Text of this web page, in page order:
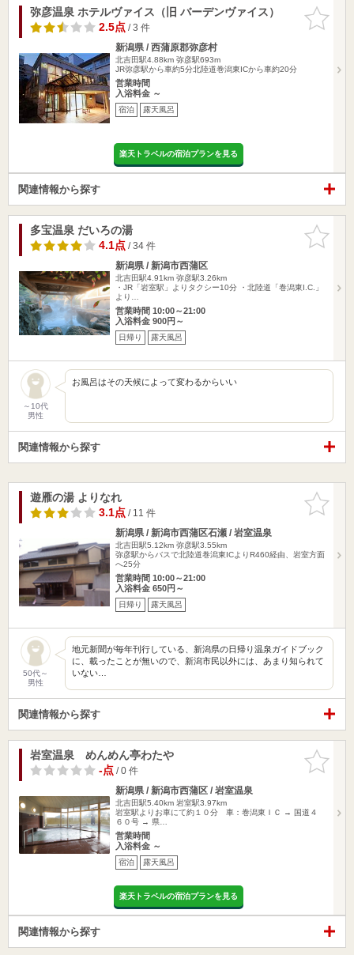
お気に入
りに追加
弥彦温泉 ホテルヴァイス（旧 バーデンヴァイス）
2.5点/ 3 件
新潟県 / 西蒲原郡弥彦村
北吉田駅4.88km 弥彦駅693m
JR弥彦駅から車約5分北陸道巻潟東ICから車約20分
営業時間
入浴料金 ～
宿泊 露天風呂
楽天トラベルの宿泊プランを見る
関連情報から探す
お気に入
りに追加
多宝温泉 だいろの湯
4.1点/ 34 件
新潟県 / 新潟市西蒲区
北吉田駅4.91km 弥彦駅3.26km
・JR「岩室駅」よりタクシー10分 ・北陸道「巻潟東I.C.」
より…
営業時間 10:00～21:00
入浴料金 900円～
日帰り 露天風呂
～10代
男性
お風呂はその天候によって変わるからいい
関連情報から探す
お気に入
りに追加
遊雁の湯 よりなれ
3.1点/ 11 件
新潟県 / 新潟市西蒲区石瀬 / 岩室温泉
北吉田駅5.12km 弥彦駅3.55km
弥彦駅からバスで北陸道巻潟東ICよりR460経由、岩室方面
へ25分
営業時間 10:00～21:00
入浴料金 650円～
日帰り 露天風呂
50代～
男性
地元新聞が毎年刊行している、新潟県の日帰り温泉ガイドブック
に、載ったことが無いので、新潟市民以外には、あまり知られて
いない…
関連情報から探す
お気に入
りに追加
岩室温泉 めんめん亭わたや
-点/ 0 件
新潟県 / 新潟市西蒲区 / 岩室温泉
北吉田駅5.40km 岩室駅3.97km
岩室駅よりお車にて約１０分 車：巻潟東ＩＣ → 国道４
６０号 → 県…
営業時間
入浴料金 ～
宿泊 露天風呂
楽天トラベルの宿泊プランを見る
関連情報から探す